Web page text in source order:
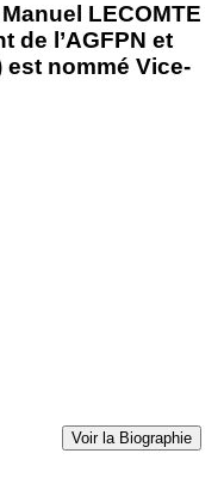
LECOMTE
de l’AGFPN et
est nommé Vice-
Voir la Biographie